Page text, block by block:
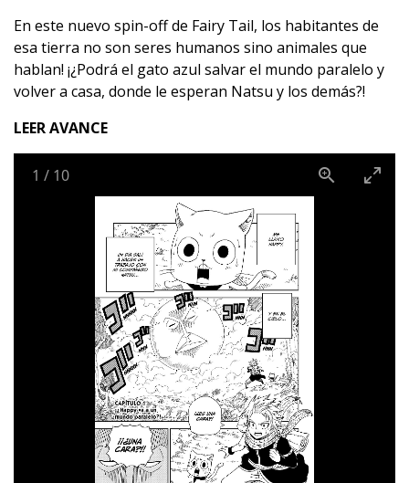
En este nuevo spin-off de Fairy Tail, los habitantes de
esa tierra no son seres humanos sino animales que
hablan! ¡¿Podrá el gato azul salvar el mundo paralelo y
volver a casa, donde le esperan Natsu y los demás?!
LEER AVANCE
1 / 10